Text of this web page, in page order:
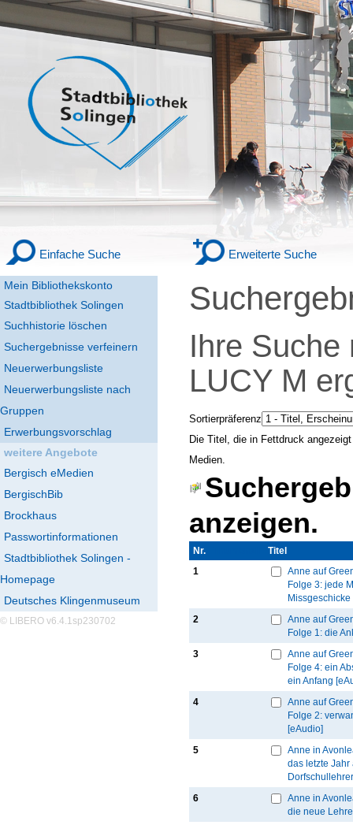
Mein Bibliothekskonto
Stadtbibliothek Solingen
Einfache Suche Erweiterte Suche
Suchhistorie löschen
Suchergebnisse verfeinern
Neuerwerbungsliste
Neuerwerbungsliste nach
Gruppen
Erwerbungsvorschlag
weitere Angebote
Bergisch eMedien
BergischBib
Brockhaus
Passwortinformationen
Stadtbibliothek Solingen -
Homepage
Deutsches Klingenmuseum
© LIBERO v6.4.1sp230702
Ihre
LUCY M
Sortierpräferenz
Die Titel, die in Fettdruck
Medien.
anzeigen.
Nr.
Titel
1
Anne auf
Folge 3: jede
2
Anne auf
Folge 1: die
3
Anne auf
Folge 4: ein
ein Anfang
4
Anne auf
Folge 2:
[eAudio]
5
Anne in
das letzte Jahr
6
Anne in
die neue